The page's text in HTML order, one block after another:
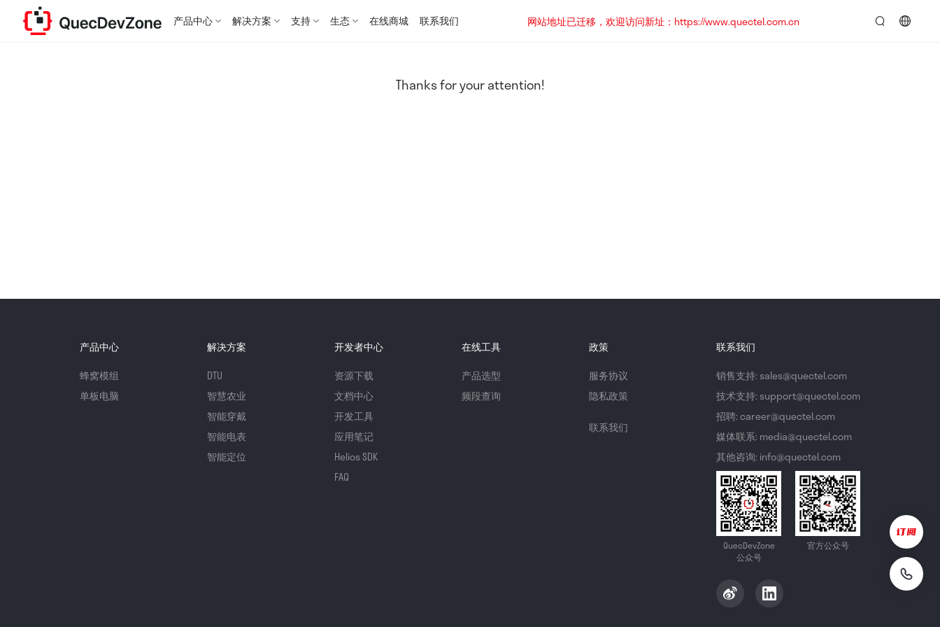
产品中心 解决方案 支持 生态 在线商城 联系我们
网站地址已迁移，欢迎访问新址：https://www.quectel.com.cn
Thanks for your attention!
产品中心
蜂窝模组
单板电脑
解决方案
DTU
智慧农业
智能穿戴
智能电表
智能定位
开发者中心
资源下载
文档中心
开发工具
应用笔记
Helios SDK
FAQ
在线工具
产品选型
频段查询
政策
服务协议
隐私政策
联系我们
联系我们
销售支持: sales@quectel.com
技术支持: support@quectel.com
招聘: career@quectel.com
媒体联系: media@quectel.com
其他咨询: info@quectel.com
QuecDevZone
公众号
官方公众号